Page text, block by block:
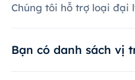
Chúng tôi hỗ trợ loại đại
Bạn có danh sách vị